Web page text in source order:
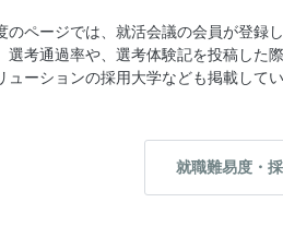
のページでは、就活会議の会員が登録
選考通過率や、選考体験記を投稿した
ューションの採用大学なども掲載して
就職難易度・